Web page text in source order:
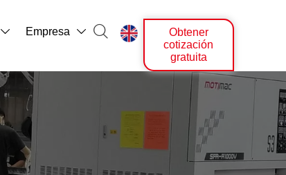
 Empresa   
Obtener
cotización
gratuita